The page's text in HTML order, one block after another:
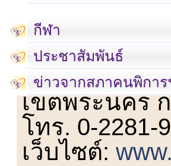
กีฬา
ประชาสัมพันธ์
ข่าวจากสภาคนพิการ
เลขที่ 23 ชั้น
เขตพระนคร
โทร. 0-2281-
เว็บไซต์: